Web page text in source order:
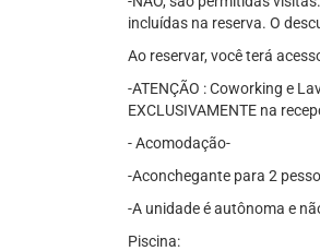
incluídas na reserva. O
Ao reservar, você terá
-ATENÇÃO : Coworking e
EXCLUSIVAMENTE na
- Acomodação-
-Aconchegante para 2
-A unidade é autônoma e
Piscina: